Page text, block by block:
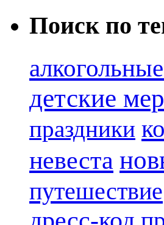
Поиск по
детские
праздники
невеста
путешествие